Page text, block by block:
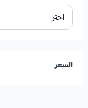
✓لا تحتاج إلى
✓صناعة أمريكية
السعر